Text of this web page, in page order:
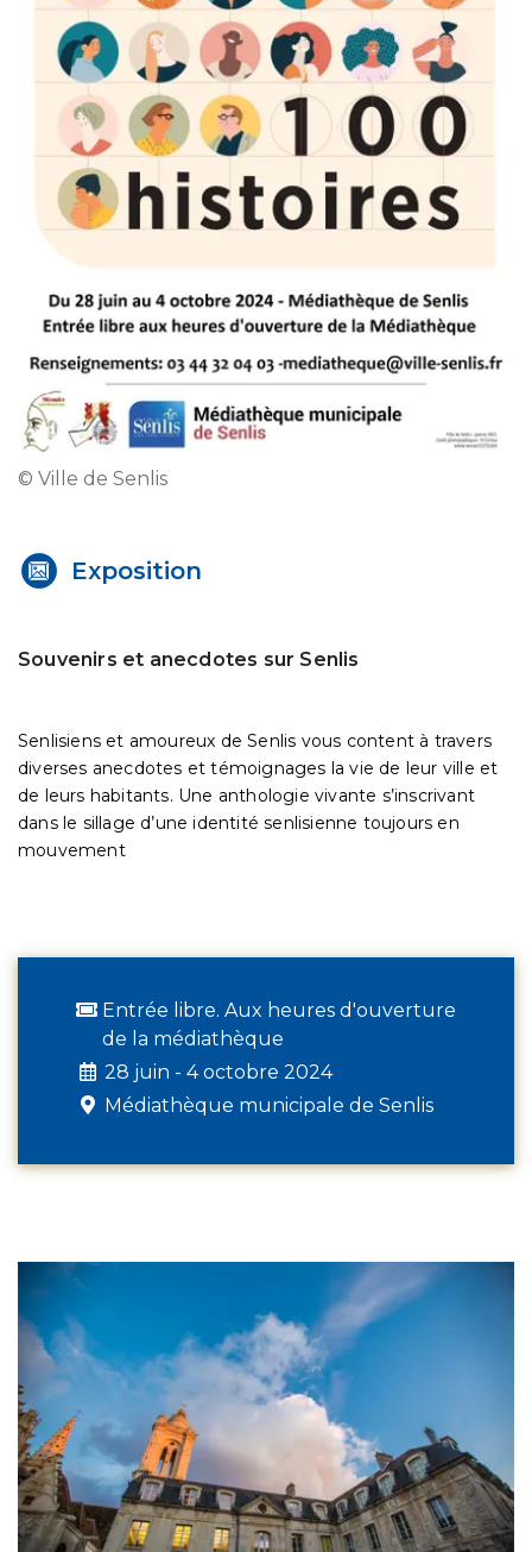
© Ville de Senlis
Exposition
Souvenirs et anecdotes sur Senlis
Senlisiens et amoureux de Senlis vous content à travers
diverses anecdotes et témoignages la vie de leur ville et
de leurs habitants. Une anthologie vivante s’inscrivant
dans le sillage d’une identité senlisienne toujours en
mouvement
Entrée libre. Aux heures d'ouverture
de la médiathèque
28 juin - 4 octobre 2024
Médiathèque municipale de Senlis